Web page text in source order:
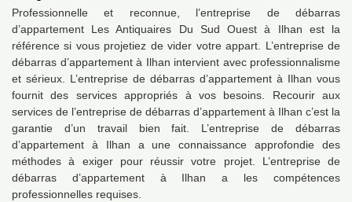
Professionnelle et reconnue, l’entreprise de débarras
d’appartement Les Antiquaires Du Sud Ouest à Ilhan est la
référence si vous projetiez de vider votre appart. L’entreprise de
débarras d’appartement à Ilhan intervient avec professionnalisme
et sérieux. L’entreprise de débarras d’appartement à Ilhan vous
fournit des services appropriés à vos besoins. Recourir aux
services de l’entreprise de débarras d’appartement à Ilhan c’est la
garantie d’un travail bien fait. L’entreprise de débarras
d’appartement à Ilhan a une connaissance approfondie des
méthodes à exiger pour réussir votre projet. L’entreprise de
débarras d’appartement à Ilhan a les compétences
professionnelles requises.